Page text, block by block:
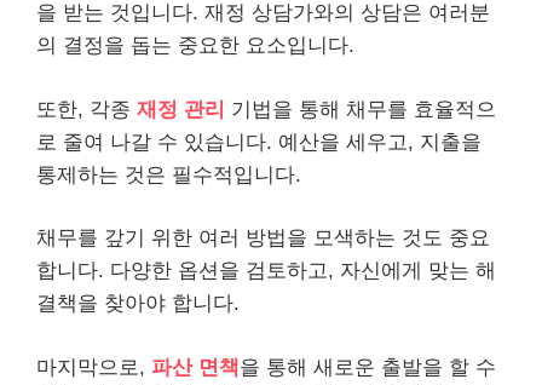
을 받는 것입니다. 재정 상담가와의 상담은 여러분
의 결정을 돕는 중요한 요소입니다.
또한, 각종 재정 관리 기법을 통해 채무를 효율적으
로 줄여 나갈 수 있습니다. 예산을 세우고, 지출을
통제하는 것은 필수적입니다.
채무를 갚기 위한 여러 방법을 모색하는 것도 중요
합니다. 다양한 옵션을 검토하고, 자신에게 맞는 해
결책을 찾아야 합니다.
마지막으로, 파산 면책을 통해 새로운 출발을 할 수